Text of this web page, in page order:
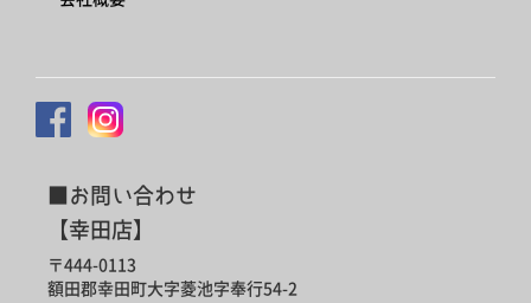
■お問い合わせ
【幸田店】
〒444-0113
額田郡幸田町大字菱池字奉行54-2